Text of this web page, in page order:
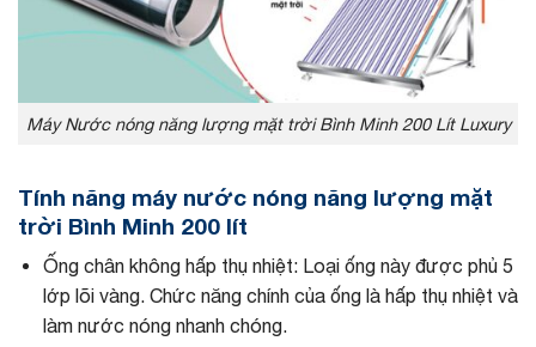
Máy Nước nóng năng lượng mặt trời Bình Minh 200 Lít Luxury
Tính năng máy nước nóng năng lượng mặt
trời Bình Minh 200 lít
Ống chân không hấp thụ nhiệt: Loại ống này được phủ 5
lớp lõi vàng. Chức năng chính của ống là hấp thụ nhiệt và
làm nước nóng nhanh chóng.